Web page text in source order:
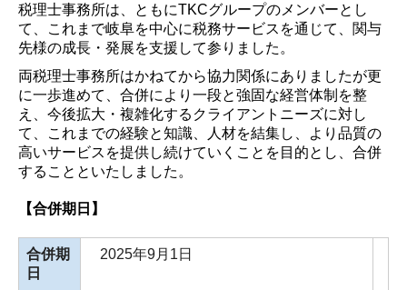
事業承継
相続資産税対策
確定申告
職員インタビュー
税理士事務所は、ともにTKCグループのメンバーとし
て、これまで岐阜を中心に税務サービスを通じて、関与
先様の成長・発展を支援して参りました。
両税理士事務所はかねてから協力関係にありましたが更
に一歩進めて、合併により一段と強固な経営体制を整
え、今後拡大・複雑化するクライアントニーズに対し
て、これまでの経験と知識、人材を結集し、より品質の
高いサービスを提供し続けていくことを目的とし、合併
することといたしました。
【合併期日】
合併期
日
2025年9月1日